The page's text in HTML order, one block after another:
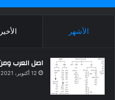
الأشهر
اصل العرب
12 أكتوبر، 2021